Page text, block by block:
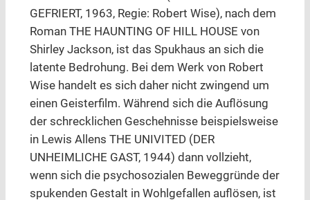
GEFRIERT, 1963, Regie: Robert Wise), nach dem
Roman THE HAUNTING OF HILL HOUSE von
Shirley Jackson, ist das Spukhaus an sich die
latente Bedrohung. Bei dem Werk von Robert
Wise handelt es sich daher nicht zwingend um
einen Geisterfilm. Während sich die Auflösung
der schrecklichen Geschehnisse beispielsweise
in Lewis Allens THE UNIVITED (DER
UNHEIMLICHE GAST, 1944) dann vollzieht,
wenn sich die psychosozialen Beweggründe der
spukenden Gestalt in Wohlgefallen auflösen, ist